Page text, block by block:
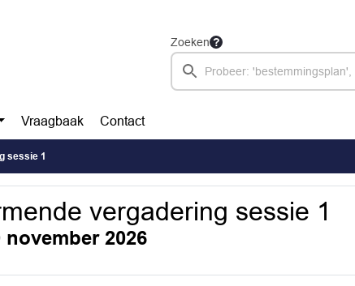
Zoeken
Vraagbaak Contact
sessie 1
vergadering sessie 1
2026